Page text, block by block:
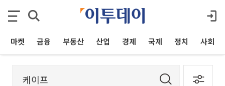
마켓 금융 부동산 산업 경제 국제 정치 사회